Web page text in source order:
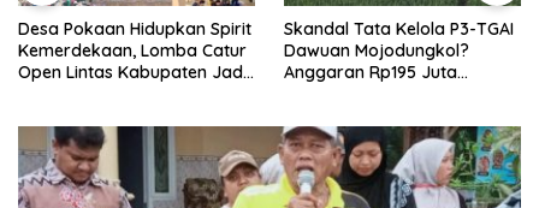
Desa Pokaan Hidupkan Spirit
Kemerdekaan, Lomba Catur
Open Lintas Kabupaten Jadi
Skandal Tata Kelola P3-TGAI
Dawuan Mojodungkol?
Anggaran Rp195 Juta
Swakelola Petani